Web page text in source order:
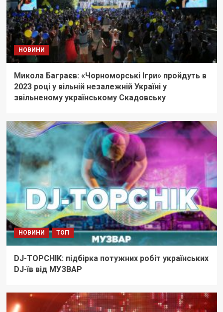
НОВИНИ
Микола Баграєв: «Чорноморські Ігри» пройдуть в
2023 році у вільній незалежній Україні у
звільненому українському Скадовську
НОВИНИ ТОП
DJ-TOPCHIK: підбірка потужних робіт українських
DJ-їв від МУЗВАР